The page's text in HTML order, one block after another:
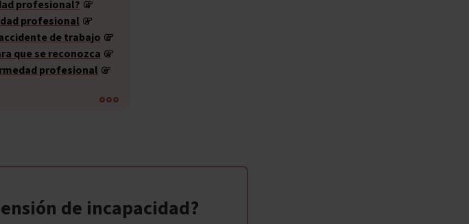
profesional?
profesional
de trabajo
que se reconozca
profesional
de incapacidad?